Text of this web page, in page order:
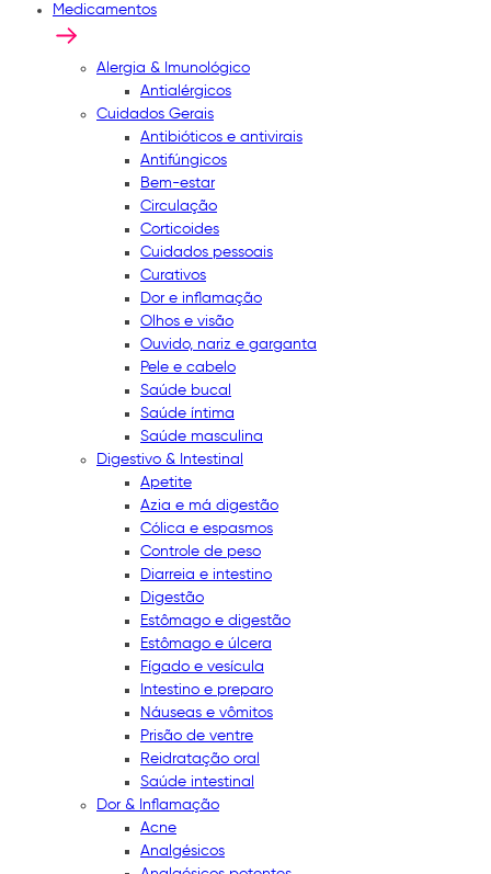
Medicamentos
Alergia & Imunológico
Antialérgicos
Cuidados Gerais
Antibióticos e antivirais
Antifúngicos
Bem-estar
Circulação
Corticoides
Cuidados pessoais
Curativos
Dor e inflamação
Olhos e visão
Ouvido, nariz e garganta
Pele e cabelo
Saúde bucal
Saúde íntima
Saúde masculina
Digestivo & Intestinal
Apetite
Azia e má digestão
Cólica e espasmos
Controle de peso
Diarreia e intestino
Digestão
Estômago e digestão
Estômago e úlcera
Fígado e vesícula
Intestino e preparo
Náuseas e vômitos
Prisão de ventre
Reidratação oral
Saúde intestinal
Dor & Inflamação
Acne
Analgésicos